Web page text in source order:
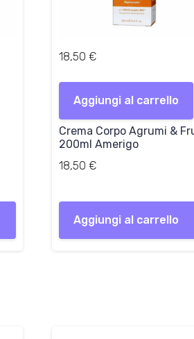
18,50 €
Aggiungi al carrello
Crema Corpo Agrumi &
200ml Amerigo
18,50 €
Aggiungi al carrello